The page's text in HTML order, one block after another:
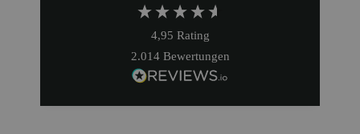
4,95 Rating
2.014 Bewertungen